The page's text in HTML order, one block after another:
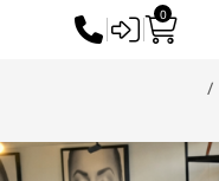
0
כניסה
/